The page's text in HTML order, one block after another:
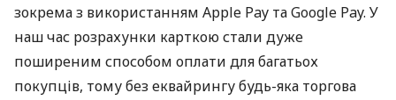
зокрема з використанням Apple Pay та Google Pay. У
наш час розрахунки карткою стали дуже
поширеним способом оплати для багатьох
покупців, тому без еквайрингу будь-яка торгова